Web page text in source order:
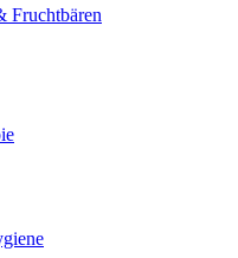
Fruchtbären